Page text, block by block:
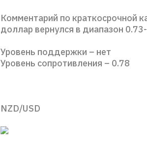
Комментарий по краткосрочной
доллар вернулся в диапазон
Уровень поддержки – нет
Уровень сопротивления – 0.78
NZD/USD